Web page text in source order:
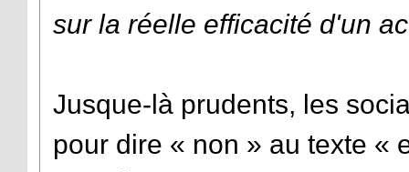
sur la réelle efficacité d'un
Jusque-là prudents, les
pour dire « non » au texte «